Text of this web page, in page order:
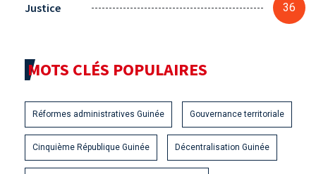
Justice 36
MOTS CLÉS POPULAIRES
Réformes administratives Guinée Gouvernance territoriale
Cinquième République Guinée Décentralisation Guinée